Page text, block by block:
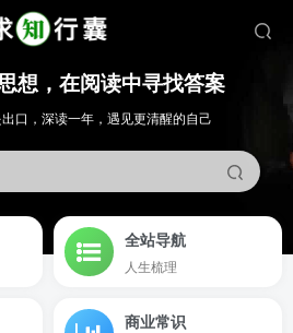
想，在阅读中寻找答案
口，深读一年，遇见更清醒的自己
全站导航
人生梳理
商业常识